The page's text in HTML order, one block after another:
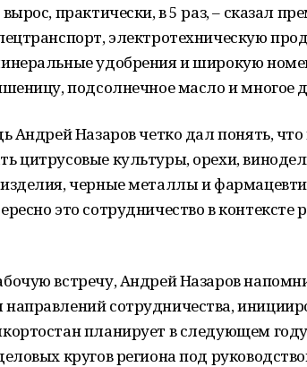
практически, в 5 раз, – сказал
электротехническую
удобрения и широкую
подсолнечное масло и многое
Андрей Назаров четко дал понять,
цитрусовые культуры, орехи,
черные металлы и
это сотрудничество в контексте
встречу, Андрей Назаров
сотрудничества,
планирует в следующем
кругов региона под